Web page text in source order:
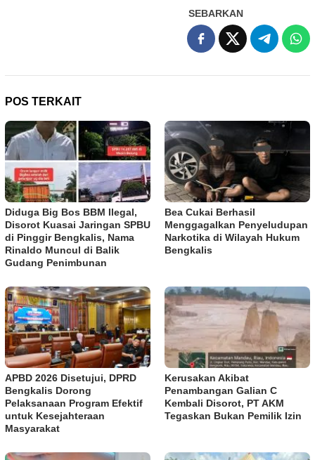
SEBARKAN
POS TERKAIT
Diduga Big Bos BBM Ilegal,
Disorot Kuasai Jaringan SPBU
di Pinggir Bengkalis, Nama
Rinaldo Muncul di Balik
Gudang Penimbunan
Bea Cukai Berhasil
Menggagalkan Penyeludupan
Narkotika di Wilayah Hukum
Bengkalis
APBD 2026 Disetujui, DPRD
Bengkalis Dorong
Pelaksanaan Program Efektif
untuk Kesejahteraan
Masyarakat
Kerusakan Akibat
Penambangan Galian C
Kembali Disorot, PT AKM
Tegaskan Bukan Pemilik Izin